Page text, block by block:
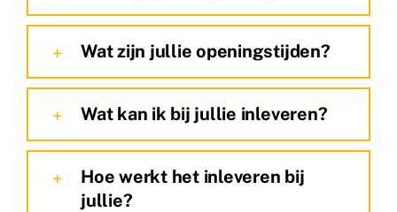
Wat zijn jullie openingstijden?
Wat kan ik bij jullie inleveren?
Hoe werkt het inleveren bij
jullie?